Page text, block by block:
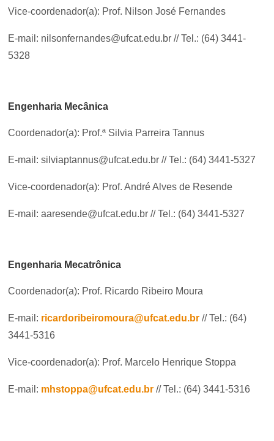
Vice-coordenador(a): Prof. Nilson José Fernandes
E-mail: nilsonfernandes@ufcat.edu.br // Tel.: (64) 3441-
5328
Engenharia Mecânica
Coordenador(a): Prof.ª Silvia Parreira Tannus
E-mail: silviaptannus@ufcat.edu.br // Tel.: (64) 3441-5327
Vice-coordenador(a): Prof. André Alves de Resende
E-mail: aaresende@ufcat.edu.br // Tel.: (64) 3441-5327
Engenharia Mecatrônica
Coordenador(a): Prof. Ricardo Ribeiro Moura
E-mail: ricardoribeiromoura@ufcat.edu.br // Tel.: (64)
3441-5316
Vice-coordenador(a): Prof. Marcelo Henrique Stoppa
E-mail: mhstoppa@ufcat.edu.br // Tel.: (64) 3441-5316